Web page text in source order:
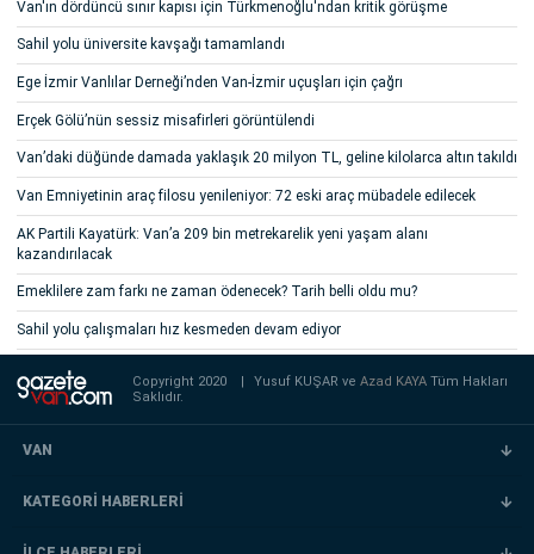
Van'ın dördüncü sınır kapısı için Türkmenoğlu'ndan kritik görüşme
Sahil yolu üniversite kavşağı tamamlandı
Ege İzmir Vanlılar Derneği’nden Van-İzmir uçuşları için çağrı
Erçek Gölü’nün sessiz misafirleri görüntülendi
Van’daki düğünde damada yaklaşık 20 milyon TL, geline kilolarca altın takıldı
Van Emniyetinin araç filosu yenileniyor: 72 eski araç mübadele edilecek
AK Partili Kayatürk: Van’a 209 bin metrekarelik yeni yaşam alanı
kazandırılacak
Emeklilere zam farkı ne zaman ödenecek? Tarih belli oldu mu?
Sahil yolu çalışmaları hız kesmeden devam ediyor
Copyright 2020 | Yusuf KUŞAR veAzad KAYATüm Hakları
Saklıdır.
VAN
KATEGORİ HABERLERİ